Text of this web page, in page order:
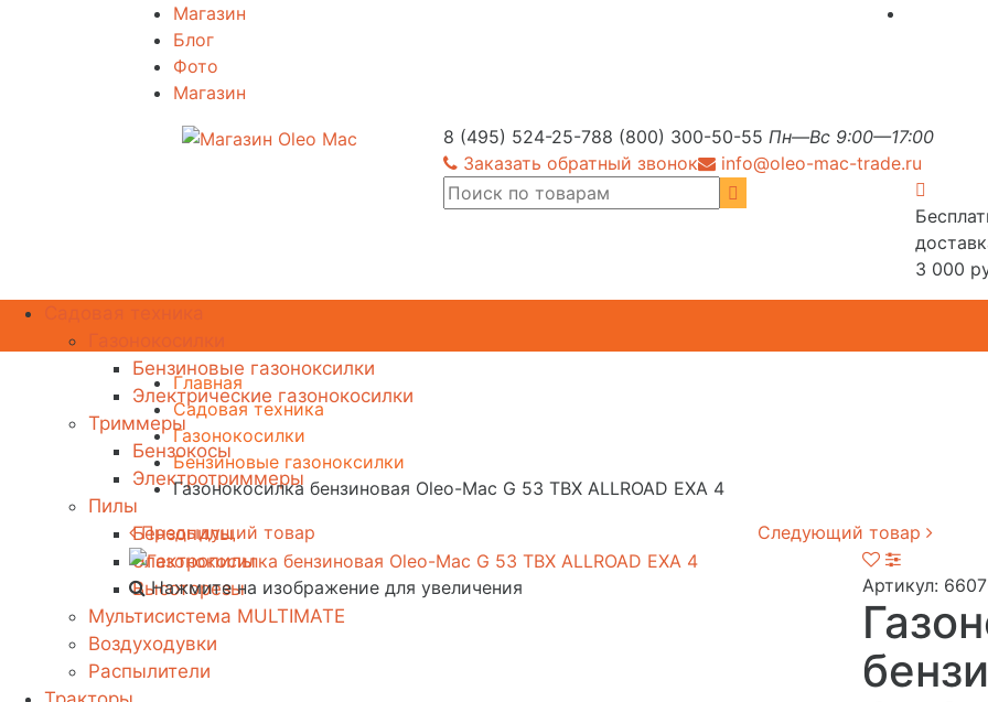
Магазин
Блог
Фото
Магазин
8 (495) 524-25-788 (800) 300-50-55 Пн—Вс 9:00—17:00
Заказать обратный звонок
info@oleo-mac-trade.ru
3 000
Бензиновые газоноксилки
Электрические газонокосилки
Триммеры
Бензокосы
Электротриммеры
Пилы
Бензопилы
Электропилы
Высоторезы
Мультисистема MULTIMATE
Воздуходувки
Распылители
Главная
Садовая техника
Газонокосилки
Бензиновые газоноксилки
Газонокосилка бензиновая Oleo-Mac G 53 TBX ALLROAD EXA 4
Предыдущий товар
Следующий товар
Нажмите на изображение для увеличения Артикул: